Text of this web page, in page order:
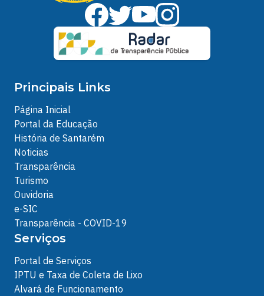
Principais Links
Página Inicial
Portal da Educação
História de Santarém
Noticias
Transparência
Turismo
Ouvidoria
e-SIC
Transparência - COVID-19
Serviços
Portal de Serviços
IPTU e Taxa de Coleta de Lixo
Alvará de Funcionamento